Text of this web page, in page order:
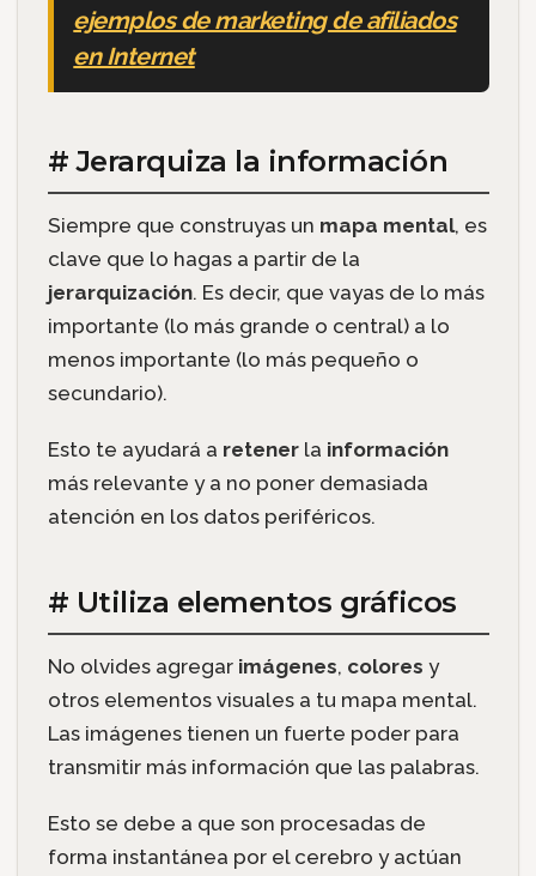
ejemplos de marketing de afiliados
en Internet
# Jerarquiza la información
Siempre que construyas un mapa mental, es
clave que lo hagas a partir de la
jerarquización. Es decir, que vayas de lo más
importante (lo más grande o central) a lo
menos importante (lo más pequeño o
secundario).
Esto te ayudará a retener la información
más relevante y a no poner demasiada
atención en los datos periféricos.
# Utiliza elementos gráficos
No olvides agregar imágenes, colores y
otros elementos visuales a tu mapa mental.
Las imágenes tienen un fuerte poder para
transmitir más información que las palabras.
Esto se debe a que son procesadas de
forma instantánea por el cerebro y actúan